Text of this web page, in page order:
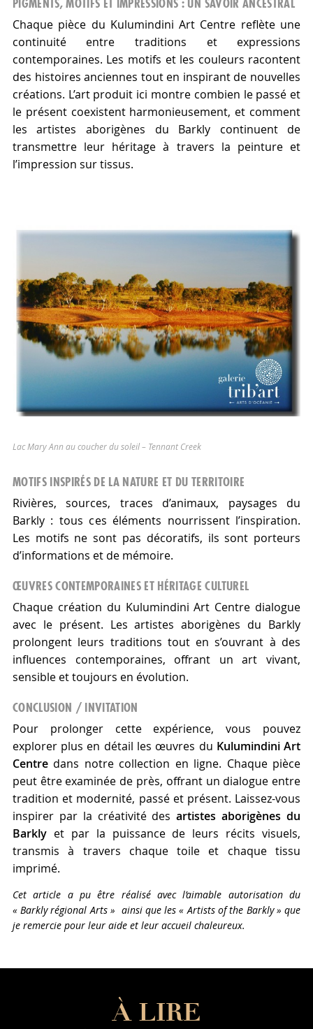
PIGMENTS, MOTIFS ET IMPRESSIONS : UN SAVOIR ANCESTRAL
Chaque pièce du Kulumindini Art Centre reflète une
continuité entre traditions et expressions
contemporaines. Les motifs et les couleurs racontent
des histoires anciennes tout en inspirant de nouvelles
créations. L’art produit ici montre combien le passé et
le présent coexistent harmonieusement, et comment
les artistes aborigènes du Barkly continuent de
transmettre leur héritage à travers la peinture et
l’impression sur tissus.
Lac Mary Ann au coucher du soleil – Tennant Creek
MOTIFS INSPIRÉS DE LA NATURE ET DU TERRITOIRE
Rivières, sources, traces d’animaux, paysages du
Barkly : tous ces éléments nourrissent l’inspiration.
Les motifs ne sont pas décoratifs, ils sont porteurs
d’informations et de mémoire.
ŒUVRES CONTEMPORAINES ET HÉRITAGE CULTUREL
Chaque création du Kulumindini Art Centre dialogue
avec le présent. Les artistes aborigènes du Barkly
prolongent leurs traditions tout en s’ouvrant à des
influences contemporaines, offrant un art vivant,
sensible et toujours en évolution.
CONCLUSION / INVITATION
Pour prolonger cette expérience, vous pouvez
explorer plus en détail les œuvres du Kulumindini Art
Centredans notre collection en ligne. Chaque pièce
peut être examinée de près, offrant un dialogue entre
tradition et modernité, passé et présent. Laissez-vous
inspirer par la créativité desartistes aborigènes du
Barklyet par la puissance de leurs récits visuels,
transmis à travers chaque toile et chaque tissu
imprimé.
Cet article a pu être réalisé avec l’aimable autorisation du
« Barkly régional Arts » ainsi que les « Artists of the Barkly » que
je remercie pour leur aide et leur accueil chaleureux.
À LIRE